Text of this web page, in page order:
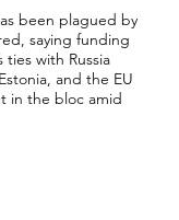
been plagued by
saying funding
ties with Russia
and the EU
in the bloc amid